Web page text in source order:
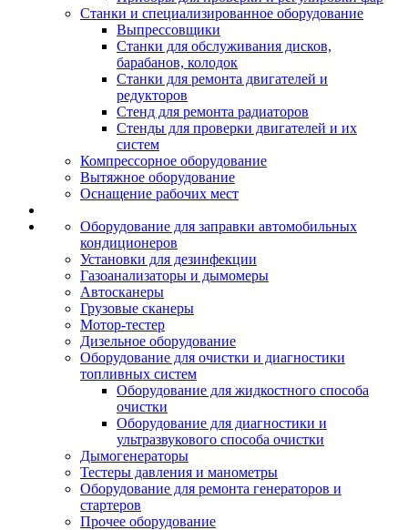
Станки и специализированное оборудование
Выпрессовщики
Станки для обслуживания дисков,
барабанов, колодок
Станки для ремонта двигателей и
редукторов
Стенд для ремонта радиаторов
Стенды для проверки двигателей и их
систем
Компрессорное оборудование
Вытяжное оборудование
Оснащение рабочих мест
Оборудование для заправки автомобильных
кондиционеров
Установки для дезинфекции
Газоанализаторы и дымомеры
Автосканеры
Грузовые сканеры
Мотор-тестер
Дизельное оборудование
Оборудование для очистки и диагностики
топливных систем
Оборудование для жидкостного способа
очистки
Оборудование для диагностики и
ультразвукового способа очистки
Дымогенераторы
Тестеры давления и манометры
Оборудование для ремонта генераторов и
стартеров
Прочее оборудование